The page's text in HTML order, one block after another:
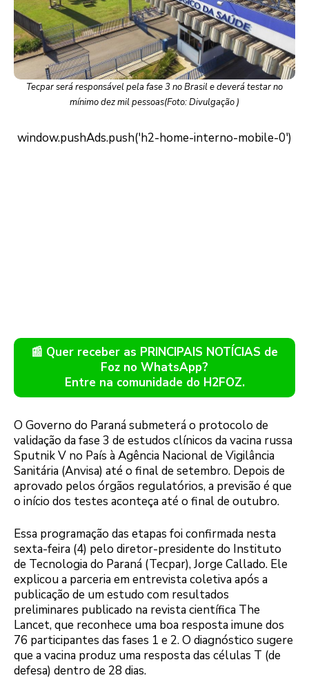
Tecpar será responsável pela fase 3 no Brasil e deverá testar no
mínimo dez mil pessoas(Foto: Divulgação )
📰 Quer receber as PRINCIPAIS NOTÍCIAS de
Foz no WhatsApp?
Entre na comunidade do H2FOZ.
O Governo do Paraná submeterá o protocolo de
validação da fase 3 de estudos clínicos da vacina russa
Sputnik V no País à Agência Nacional de Vigilância
Sanitária (Anvisa) até o final de setembro. Depois de
aprovado pelos órgãos regulatórios, a previsão é que
o início dos testes aconteça até o final de outubro.
Essa programação das etapas foi confirmada nesta
sexta-feira (4) pelo diretor-presidente do Instituto
de Tecnologia do Paraná (Tecpar), Jorge Callado. Ele
explicou a parceria em entrevista coletiva após a
publicação de um estudo com resultados
preliminares publicado na revista científica The
Lancet, que reconhece uma boa resposta imune dos
76 participantes das fases 1 e 2. O diagnóstico sugere
que a vacina produz uma resposta das células T (de
defesa) dentro de 28 dias.